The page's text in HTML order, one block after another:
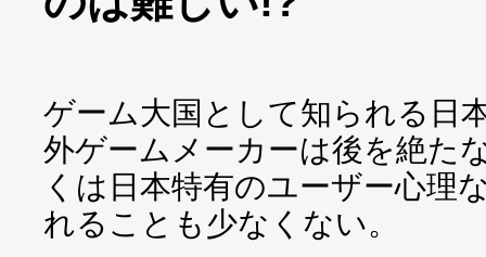
ゲーム大国として知られる日
外ゲームメーカーは後を絶た
くは日本特有のユーザー心理
れることも少なくない。